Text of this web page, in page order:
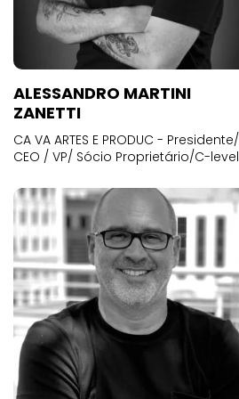
ALESSANDRO MARTINI
ZANETTI
CA VA ARTES E PRODUC - Presidente/
CEO / VP/ Sócio Proprietário/C-level